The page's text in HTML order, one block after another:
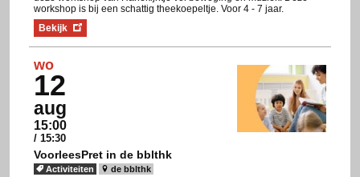
workshop is bij een schattig theekoepeltje. Voor 4 - 7 jaar.
Bekijk
wo
12
aug
15:00
/ 15:30
VoorleesPret in de bblthk
Activiteiten de bblthk